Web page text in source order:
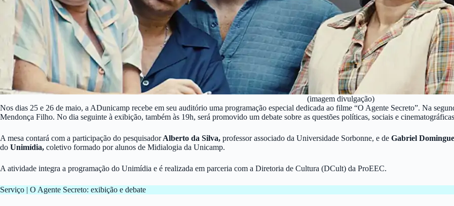
(imagem divulgação)
Nos dias 25 e 26 de maio, a ADunicamp recebe em seu auditório uma programação especial dedicada ao filme “O Agente Secreto”. Na
Mendonça Filho. No dia seguinte à exibição, também às 19h, será promovido um debate sobre as questões políticas, sociais e
A mesa contará com a participação do pesquisadorAlberto da Silva, professor associado da Universidade Sorbonne, e de Gabriel
do Unimídia, coletivo formado por alunos de Midialogia da Unicamp.
A atividade integra a programação do Unimídia e é realizada em parceria com a Diretoria de Cultura (DCult) da ProEEC.
Serviço | O Agente Secreto: exibição e debate